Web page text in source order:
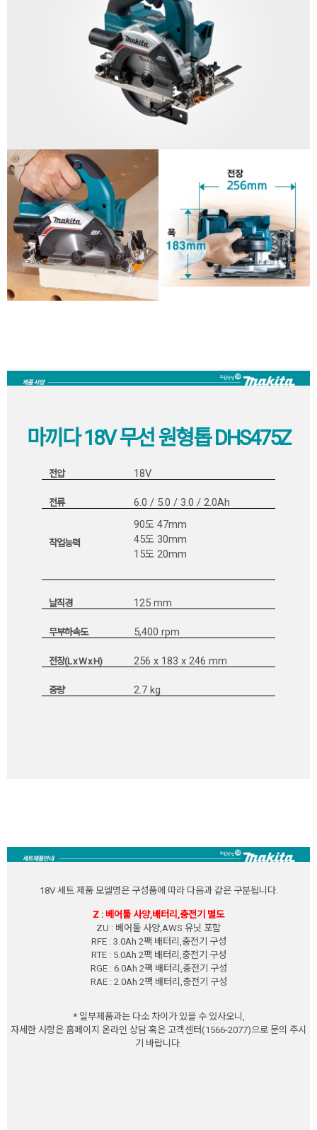
마끼다 18V 무선 원형톱 DHS475Z
전압 18V
전류 6.0 / 5.0 / 3.0 / 2.0Ah
작업능력
90도 47mm
45도 30mm
15도 20mm
날직경 125 mm
무부하속도 5,400 rpm
전장(L x W x H) 256 x 183 x 246 mm
중량 2.7 kg
18V 세트 제품 모델명은 구성품에 따라 다음과 같은 구분됩니다.
Z : 베어툴 사양,배터리,충전기 별도
ZU : 베어툴 사양,AWS 유닛 포함
RFE : 3.0Ah 2팩 배터리,충전기 구성
RTE : 5.0Ah 2팩 배터리,충전기 구성
RGE : 6.0Ah 2팩 배터리,충전기 구성
RAE : 2.0Ah 2팩 배터리,충전기 구성
* 일부제품과는 다소 차이가 있을 수 있사오니,
자세한 사항은 홈페이지 온라인 상담 혹은 고객센터(1566-2077)으로 문의 주시
기 바랍니다.